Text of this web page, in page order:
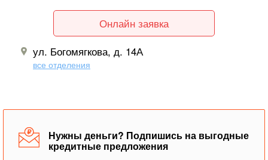
Онлайн заявка
ул. Богомягкова, д. 14А
все отделения
Нужны деньги? Подпишись на выгодные
кредитные предложения